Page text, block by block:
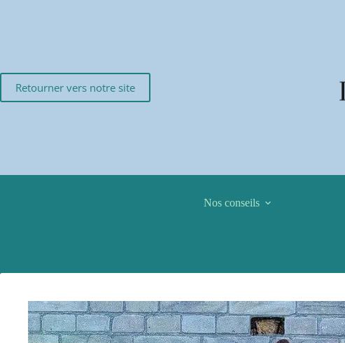
Retourner vers notre site
Nos conseils